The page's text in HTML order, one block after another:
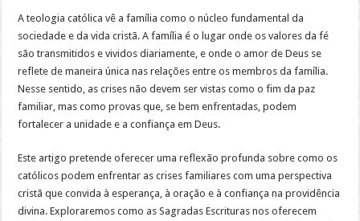
A teologia católica vê a família como o núcleo fundamental da
sociedade e da vida cristã. A família é o lugar onde os valores da fé
são transmitidos e vividos diariamente, e onde o amor de Deus se
reflete de maneira única nas relações entre os membros da família.
Nesse sentido, as crises não devem ser vistas como o fim da paz
familiar, mas como provas que, se bem enfrentadas, podem
fortalecer a unidade e a confiança em Deus.
Este artigo pretende oferecer uma reflexão profunda sobre como os
católicos podem enfrentar as crises familiares com uma perspectiva
cristã que convida à esperança, à oração e à confiança na providência
divina. Exploraremos como as Sagradas Escrituras nos oferecem